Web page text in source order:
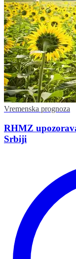
Vremenska prognoza
RHMZ
Srbiji